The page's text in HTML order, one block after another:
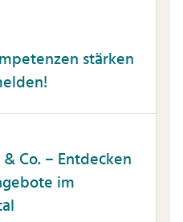
stärken
Co. – Entdecken
im